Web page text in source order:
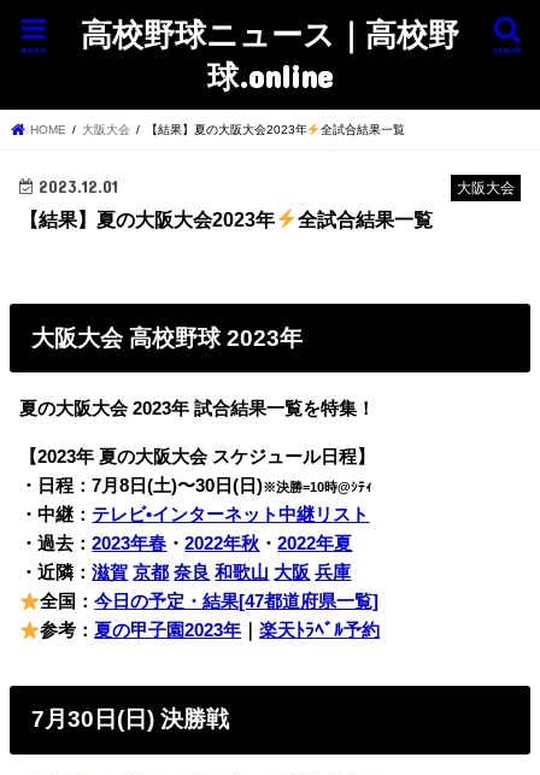
高校野球ニュース｜高校野
球.online
search
menu
HOME 大阪大会 【結果】夏の大阪大会2023年 全試合結果一覧
大阪大会
2023.12.01
【結果】夏の大阪大会2023年 全試合結果一覧
大阪大会 高校野球 2023年
夏の大阪大会 2023年 試合結果一覧を特集！
【2023年 夏の大阪大会 スケジュール日程】
・日程：7月8日(土)〜30日(日)※決勝=10時@ｼﾃｨ
・中継： テレビ•インターネット中継リスト
・過去：2023年春 ・2022年秋 ・2022年夏
・近隣：滋賀 京都 奈良 和歌山 大阪 兵庫
全国：今日の予定・結果[47都道府県一覧]
参考：夏の甲子園2023年 ｜楽天ﾄﾗﾍﾞﾙ予約
7月30日(日) 決勝戦